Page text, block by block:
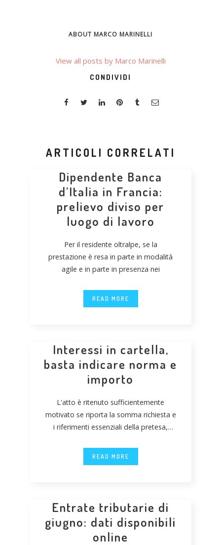
ABOUT MARCO MARINELLI
View all posts by Marco Marinelli
CONDIVIDI
ARTICOLI CORRELATI
Dipendente Banca
d’Italia in Francia:
prelievo diviso per
luogo di lavoro
Per il residente oltralpe, se la
prestazione è resa in parte in modalità
agile e in parte in presenza nei
READ MORE
Interessi in cartella,
basta indicare norma e
importo
L'atto è ritenuto sufficientemente
motivato se riporta la somma richiesta e
i riferimenti essenziali della pretesa,
READ MORE
Entrate tributarie di
giugno: dati disponibili
online